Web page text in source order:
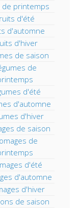
de printemps
d'été
d'automne
d'hiver
de saison
de
d'été
d'automne
d'hiver
de saison
de
d'été
d'automne
d'hiver
de saison